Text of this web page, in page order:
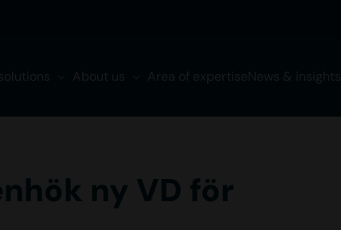
About us Area of expertiseNews & insights
ny VD för